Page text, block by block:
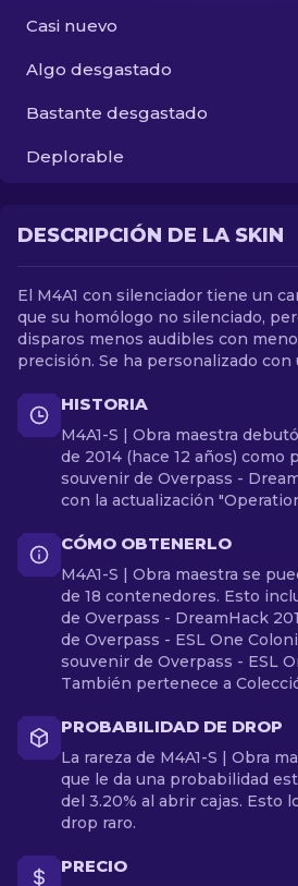
Casi nuevo
Algo desgastado
Bastante desgastado
Deplorable
DESCRIPCIÓN DE LA SKIN
El M4A1 con silenciador tiene un
que su homólogo no silenciado,
disparos menos audibles con
precisión. Se ha personalizado
HISTORIA
M4A1-S | Obra maestra
de 2014 (hace 12 años) como
souvenir de Overpass -
con la actualización
CÓMO OBTENERLO
M4A1-S | Obra maestra se
de 18 contenedores. Esto
de Overpass - DreamHack
de Overpass - ESL One
souvenir de Overpass - ESL
También pertenece a
PROBABILIDAD DE DROP
La rareza de M4A1-S | Obra
que le da una probabilidad
del 3.20% al abrir cajas. Esto
drop raro.
PRECIO